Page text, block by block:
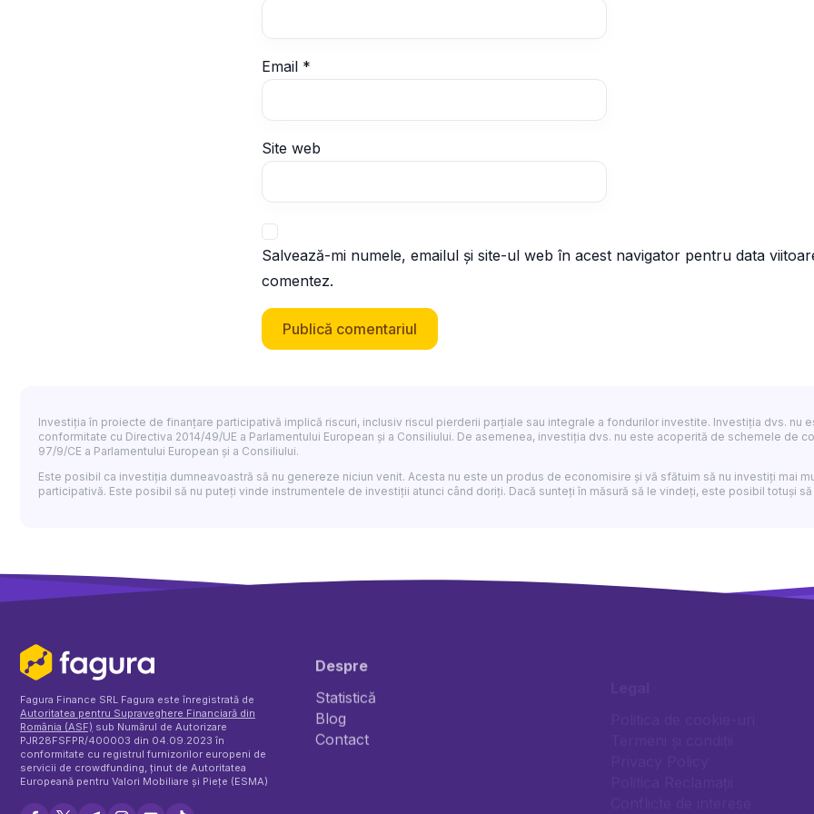
Email *
Site web
Salvează-mi numele, emailul și site-ul web în acest navigator pentru data
comentez.
Investiția în proiecte de finanțare participativă implică riscuri, inclusiv riscul pierderii parțiale sau integrale a fondurilor investite. Investiția dvs.
conformitate cu Directiva 2014/49/UE a Parlamentului European și a Consiliului. De asemenea, investiția dvs. nu este acoperită de schemele de
97/9/CE a Parlamentului European și a Consiliului.
Este posibil ca investiția dumneavoastră să nu genereze niciun venit. Acesta nu este un produs de economisire și vă sfătuim să nu investiți mai
participativă. Este posibil să nu puteți vinde instrumentele de investiții atunci când doriți. Dacă sunteți în măsură să le vindeți, este posibil totuși
Fagura Finance SRL Fagura este înregistrată de
Autoritatea pentru Supraveghere Financiară din
România (ASF) sub Numărul de Autorizare
PJR28FSFPR/400003 din 04.09.2023 în
conformitate cu registrul furnizorilor europeni de
servicii de crowdfunding, ținut de Autoritatea
Europeană pentru Valori Mobiliare și Piețe (ESMA)
Despre
Statistică
Blog
Contact